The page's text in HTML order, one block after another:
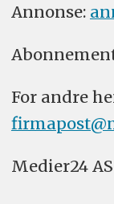
Annonse:
For andre
Medier24